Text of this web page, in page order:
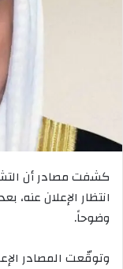
كشفت مصادر أن
انتظار الإعلان
وضوحاً.
وتوقّعت المصادر